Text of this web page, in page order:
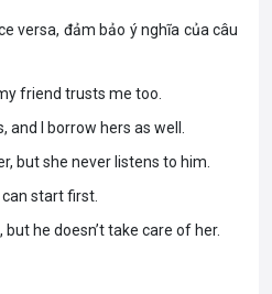
versa, đảm bảo ý nghĩa của câu
friend trusts me too.
I borrow hers as well.
but she never listens to him.
start first.
he doesn’t take care of her.